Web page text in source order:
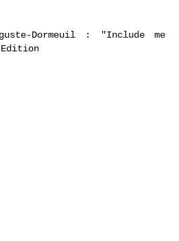
Dormeuil : "Include me
Edition